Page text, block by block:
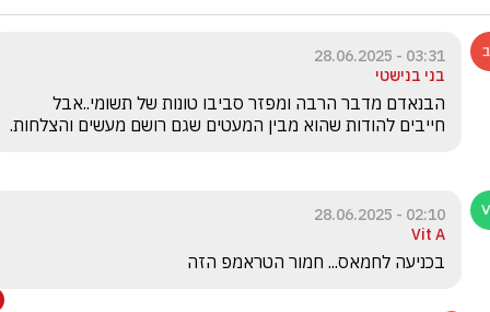
03:31 - 28.06.2025
בני בנישטי
חייבים להודות שהוא מבין המעטים שגם רושם מעשים והצלחות.
02:10 - 28.06.2025
Vit A
בכניעה לחמאס... חמור הטראמפ הזה